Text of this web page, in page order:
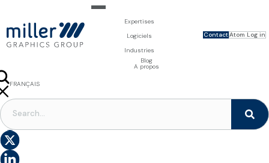
Expertises
Pour les marques
Visualisation 3D
Pour les imprimeurs
Services de prépresse
Formes imprimantes
Fournitures pour l'imprimerie
Logiciels
DAM - Gestion des visuels produit
PIM - Gestion des informations produit
Creator - Edition en ligne
MAG - Publication en ligne
Industries
Blog
A propos
ContactAtom Log in
FRANÇAIS
PRÉPRESSE PACKAGING|FLEXO
Tout savoir sur les solutions de prépresse flexo